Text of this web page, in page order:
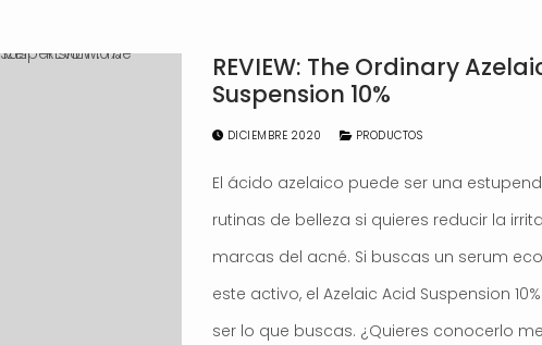
REVIEW: The Ordinary
Suspension 10%
DICIEMBRE 2020 PRODUCTOS
El ácido azelaico puede ser una
rutinas de belleza si quieres reducir la
marcas del acné. Si buscas un serum
este activo, el Azelaic Acid Suspension
ser lo que buscas. ¿Quieres conocerlo